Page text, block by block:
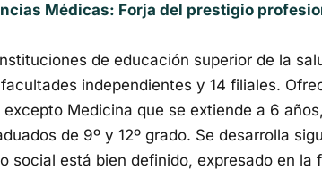
Médicas: Forja del prestigio
de educación superior de la
independientes y 14 filiales.
Medicina que se extiende a 6
de 9º y 12º grado. Se desarrolla
social está bien definido, expresado en la